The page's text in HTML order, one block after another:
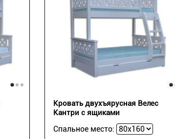
Кровать двухъярусная Велес
Кантри с ящиками
Спальное место: